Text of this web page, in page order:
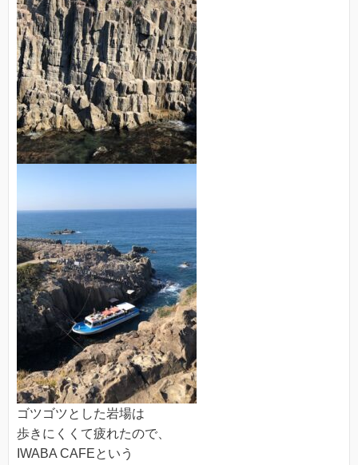
ゴツゴツとした岩場は
歩きにくくて疲れたので、
IWABA CAFEという